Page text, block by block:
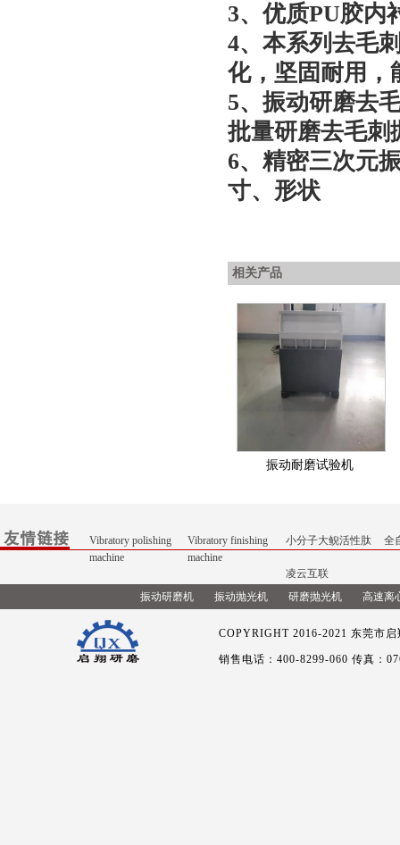
3、优质PU胶内
4、本系列去毛
化，坚固耐用，
5、振动研磨去
批量研磨去毛刺
6、精密三次元
寸、形状
相关产品
振动耐磨试验机
Vibratory polishing
machine
Vibratory finishing
machine
小分子大鲵活性肽 全
凌云互联
振动研磨机
振动抛光机 研磨抛光机 高速离
COPYRIGHT 2016-2021 东莞市
销售电话：400-8299-060 传真：